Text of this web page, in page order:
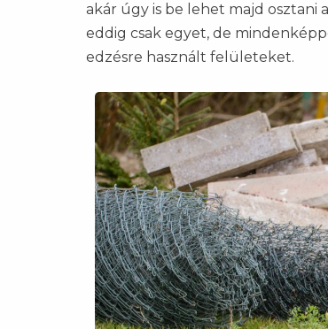
akár úgy is be lehet majd osztani
eddig csak egyet, de
edzésre használt felületeket.